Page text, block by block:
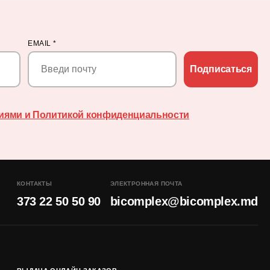
EMAIL*
Подписаться
и Политикой конфиденциальности
КОНТАКТЫ
373 22 50 50 90
ЭЛЕКТРОННАЯ ПОЧТА
bicomplex@bicomplex.md